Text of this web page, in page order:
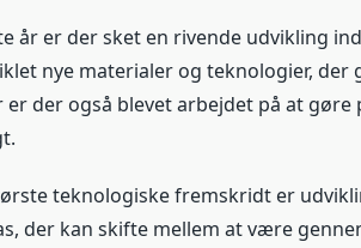
år er der sket en rivende udvikling
nye materialer og teknologier,
er der også blevet arbejdet på at
teknologiske fremskridt er
der kan skifte mellem at være